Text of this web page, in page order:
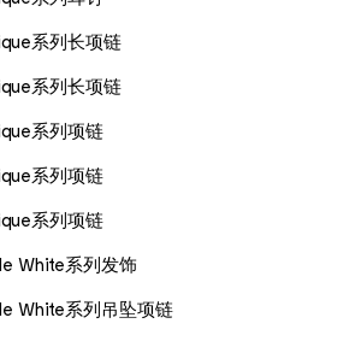
系列长项链
系列长项链
系列项链
系列项链
系列项链
White系列发饰
White系列吊坠项链